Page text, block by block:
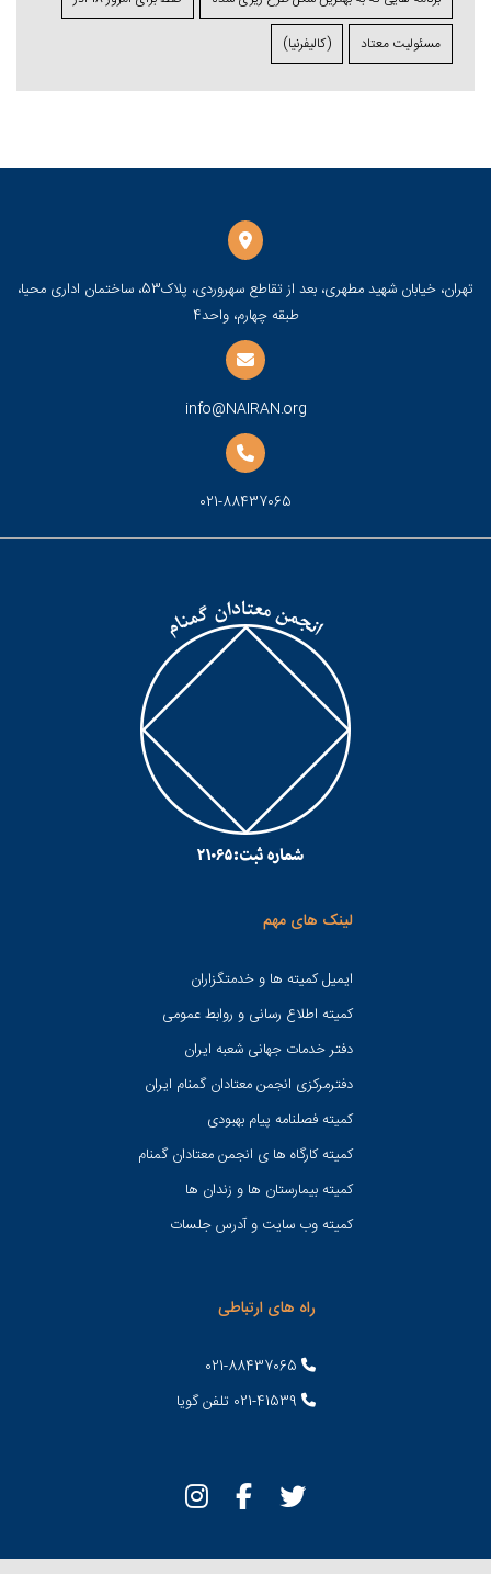
مسئولیت معتاد (کالیفرنیا)
تهران، خیابان شهید مطهری، بعد از تقاطع سهروردی، پلاک53، ساختمان اداری محیا،
طبقه چهارم، واحد4
info@NAIRAN.org
021-88437065
لینک های مهم
ایمیل کمیته ها و خدمتگزاران
کميته اطلاع رسانی و روابط عمومی
دفتر خدمات جهانی شعبه ايران
دفترمرکزی انجمن معتادان گمنام ایران
کمیته فصلنامه پیام بهبودی
کمیته کارگاه ها ی انجمن معتادان گمنام
کمیته بیمارستان ها و زندان ها
کمیته وب سایت و آدرس جلسات
راه های ارتباطی